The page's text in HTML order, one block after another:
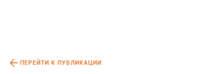
ПЕРЕЙТИ К ПУБЛИКАЦИИ